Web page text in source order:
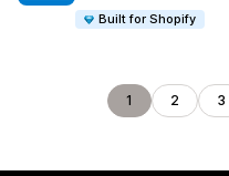
Built for Shopify
1 2 3